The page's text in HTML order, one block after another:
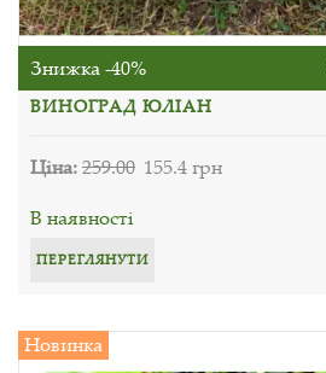
Знижка -40%
ВИНОГРАД ЮЛІАН
Ціна:259.00 155.4 грн
В наявності
ПЕРЕГЛЯНУТИ
Новинка